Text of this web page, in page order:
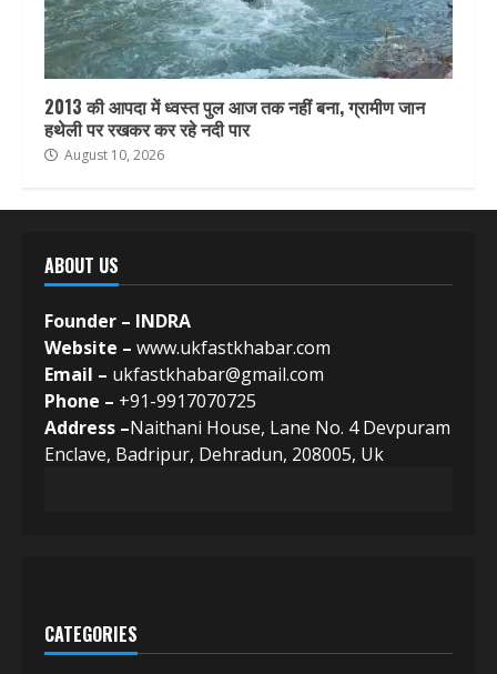
2013 की आपदा में ध्वस्त पुल आज तक नहीं बना, ग्रामीण जान
हथेली पर रखकर कर रहे नदी पार
August 10, 2026
ABOUT US
Founder – INDRA
Website – www.ukfastkhabar.com
Email – ukfastkhabar@gmail.com
Phone – +91-9917070725
Address –Naithani House, Lane No. 4 Devpuram
Enclave, Badripur, Dehradun, 208005, Uk
CATEGORIES